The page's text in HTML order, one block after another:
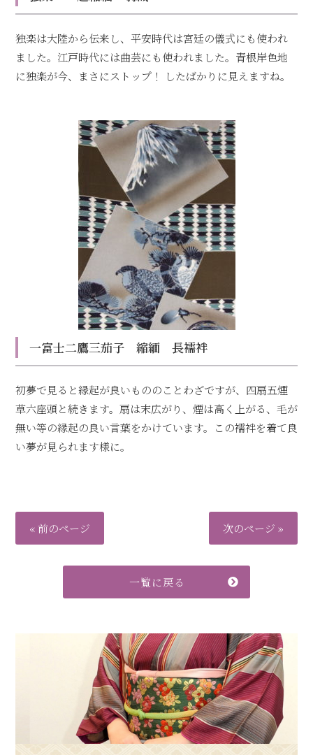
独楽は大陸から伝来し、平安時代は宮廷の儀式にも使われ
ました。江戸時代には曲芸にも使われました。青根岸色地
に独楽が今、まさにストップ！ したばかりに見えますね。
一富士二鷹三茄子 縮緬 長襦袢
初夢で見ると縁起が良いもののことわざですが、四扇五煙
草六座頭と続きます。扇は末広がり、煙は高く上がる、毛が
無い等の縁起の良い言葉をかけています。この襦袢を着て良
い夢が見られます様に。
« 前のページ 次のページ »
一覧に戻る